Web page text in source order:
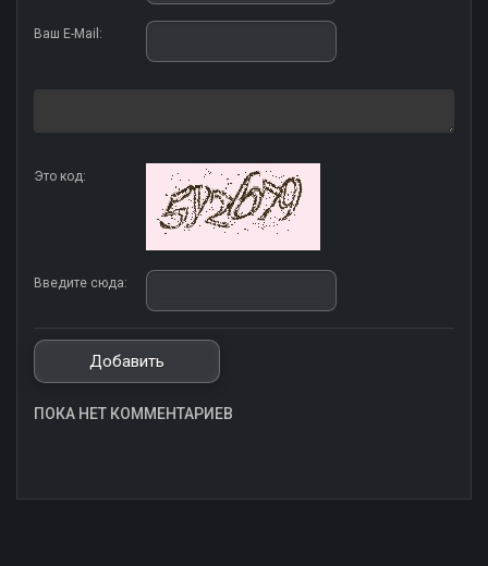
Ваш E-Mail:
Это код:
Введите сюда:
ПОКА НЕТ КОММЕНТАРИЕВ